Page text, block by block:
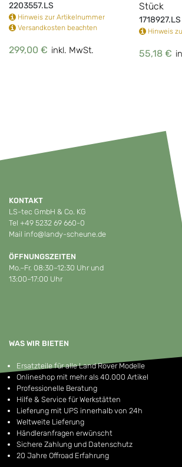
2203557.LS
Hinweis zur Artikelnummer
Versandkosten beachten
299,00 € inkl. MwSt.
Stück
1718927.LS
Hinweis
55,18 €
KONTAKT
LS-tec GmbH & Co. KG
Tel +49 5232 69 660-0
Mail info@landy-scheune.de
ÖFFNUNGSZEITEN
Mo.–Fr. 08:30–12:30 Uhr und
13:00–17:00 Uhr
WAS WIR BIETEN
Ersatzteile für alle Land Rover Modelle
Onlineshop mit mehr als 40.000 Artikel
Professionelle Beratung
Hilfe & Service für Werkstätten
Lieferung mit UPS innerhalb von 24h
Weltweite Lieferung
Händleranfragen erwünscht
Sichere Zahlung und Datenschutz
20 Jahre Offroad Erfahrung